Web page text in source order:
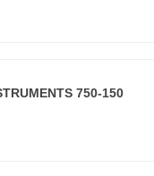
750-150